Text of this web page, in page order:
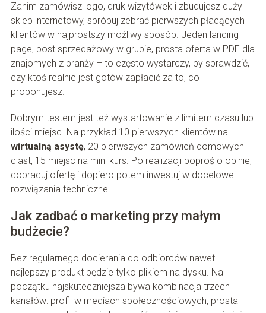
Zanim zamówisz logo, druk wizytówek i zbudujesz duży
sklep internetowy, spróbuj zebrać pierwszych płacących
klientów w najprostszy możliwy sposób. Jeden landing
page, post sprzedażowy w grupie, prosta oferta w PDF dla
znajomych z branży – to często wystarczy, by sprawdzić,
czy ktoś realnie jest gotów zapłacić za to, co
proponujesz.
Dobrym testem jest też wystartowanie z limitem czasu lub
ilości miejsc. Na przykład 10 pierwszych klientów na
wirtualną asystę, 20 pierwszych zamówień domowych
ciast, 15 miejsc na mini kurs. Po realizacji poproś o opinie,
dopracuj ofertę i dopiero potem inwestuj w docelowe
rozwiązania techniczne.
Jak zadbać o marketing przy małym
budżecie?
Bez regularnego docierania do odbiorców nawet
najlepszy produkt będzie tylko plikiem na dysku. Na
początku najskuteczniejsza bywa kombinacja trzech
kanałów: profil w mediach społecznościowych, prosta